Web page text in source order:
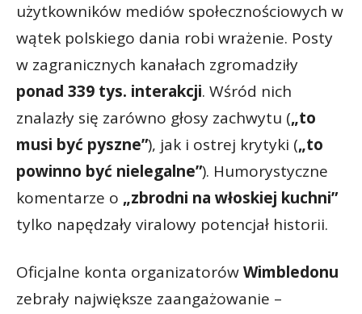
użytkowników mediów społecznościowych w
wątek polskiego dania robi wrażenie. Posty
w zagranicznych kanałach zgromadziły
ponad 339 tys. interakcji. Wśród nich
znalazły się zarówno głosy zachwytu („to
musi być pyszne”), jak i ostrej krytyki („to
powinno być nielegalne”). Humorystyczne
komentarze o „zbrodni na włoskiej kuchni”
tylko napędzały viralowy potencjał historii.
Oficjalne konta organizatorówWimbledonu
zebrały największe zaangażowanie –